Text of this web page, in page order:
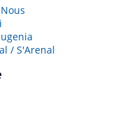
/ S'Arenal